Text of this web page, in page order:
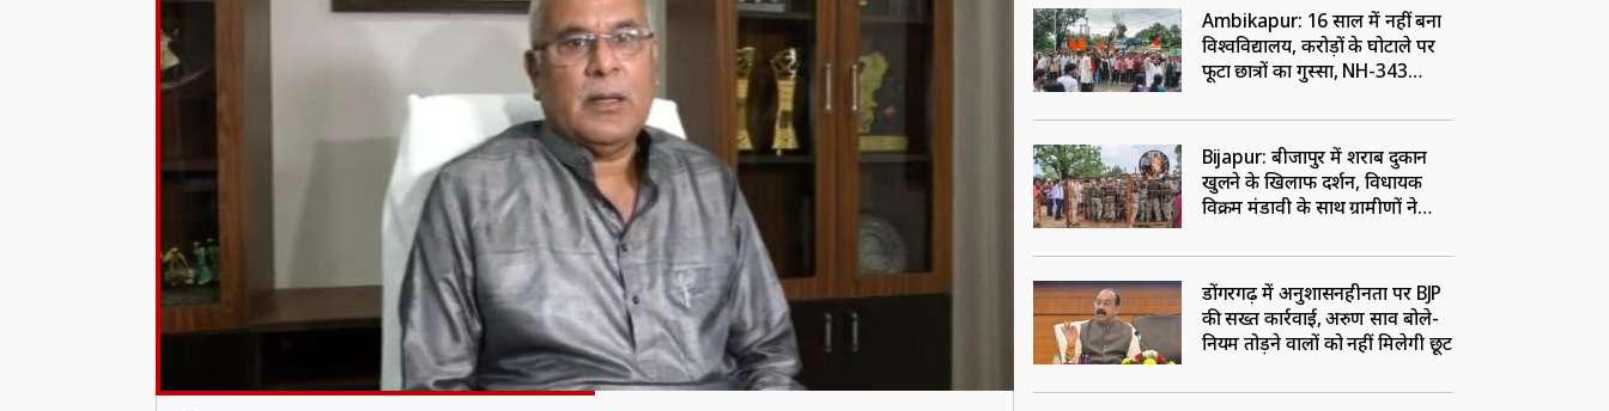
Ambikapur: 16 साल में नहीं बना
विश्वविद्यालय, करोड़ों के घोटाले पर
फूटा छात्रों का गुस्सा, NH-343
Bijapur: बीजापुर में शराब दुकान
खुलने के खिलाफ प्रदर्शन, विधायक
विक्रम मंडावी के साथ ग्रामीणों ने
डोंगरगढ़ में अनुशासनहीनता पर BJP
की सख्त कार्रवाई, अरुण साव बोले-
नियम तोड़ने वालों को नहीं मिलेगी छूट